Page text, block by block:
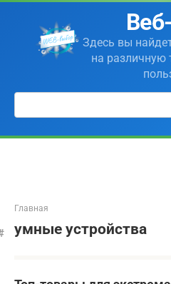
Перейти
контенту
Здесь вы
на различную
Поиск:
Главная
умные устройства